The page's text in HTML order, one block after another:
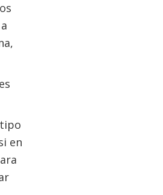
en